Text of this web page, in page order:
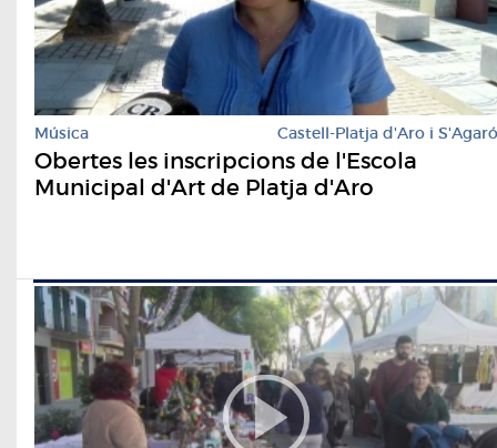
Música Castell-Platja d'Aro i S'Agaró
Obertes les inscripcions de l'Escola
Municipal d'Art de Platja d'Aro